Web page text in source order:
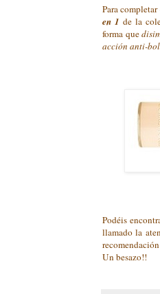
Para
en 1 de la
forma que
acción anti-
Podéis
llamado la
Un besazo!!